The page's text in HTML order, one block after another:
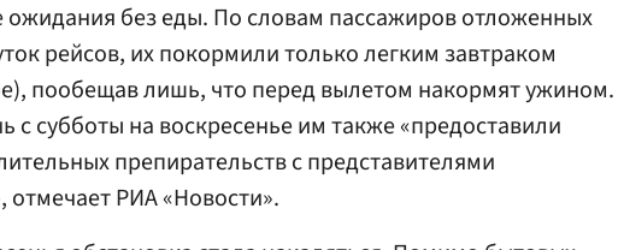
ожидания без еды. По словам пассажиров отложенных
рейсов, их покормили только легким завтраком
пообещав лишь, что перед вылетом накормят ужином.
с субботы на воскресенье им также «предоставили
препирательств с представителями
отмечает РИА «Новости».